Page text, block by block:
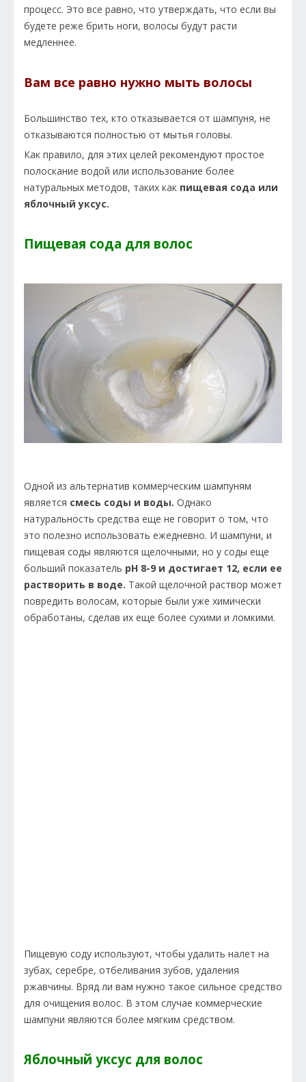
процесс. Это все равно, что утверждать, что если вы
будете реже брить ноги, волосы будут расти
медленнее.
Вам все равно нужно мыть волосы
Большинство тех, кто отказывается от шампуня, не
отказываются полностью от мытья головы.
Как правило, для этих целей рекомендуют простое
полоскание водой или использование более
натуральных методов, таких как пищевая сода или
яблочный уксус.
Пищевая сода для волос
Одной из альтернатив коммерческим шампуням
является смесь соды и воды. Однако
натуральность средства еще не говорит о том, что
это полезно использовать ежедневно. И шампуни, и
пищевая соды являются щелочными, но у соды еще
больший показатель pH 8-9 и достигает 12, если ее
растворить в воде. Такой щелочной раствор может
повредить волосам, которые были уже химически
обработаны, сделав их еще более сухими и ломкими.
Пищевую соду используют, чтобы удалить налет на
зубах, серебре, отбеливания зубов, удаления
ржавчины. Вряд ли вам нужно такое сильное средство
для очищения волос. В этом случае коммерческие
шампуни являются более мягким средством.
Яблочный уксус для волос